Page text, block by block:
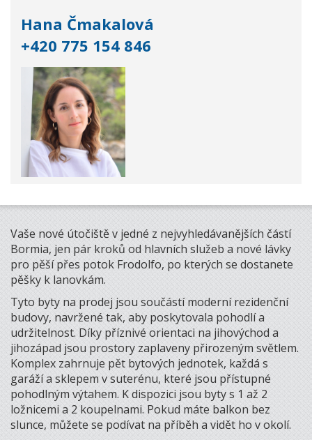
Hana Čmakalová
+420 775 154 846
Vaše nové útočiště v jedné z nejvyhledávanějších částí
Bormia, jen pár kroků od hlavních služeb a nové lávky
pro pěší přes potok Frodolfo, po kterých se dostanete
pěšky k lanovkám.
Tyto byty na prodej jsou součástí moderní rezidenční
budovy, navržené tak, aby poskytovala pohodlí a
udržitelnost. Díky příznivé orientaci na jihovýchod a
jihozápad jsou prostory zaplaveny přirozeným světlem.
Komplex zahrnuje pět bytových jednotek, každá s
garáží a sklepem v suterénu, které jsou přístupné
pohodlným výtahem. K dispozici jsou byty s 1 až 2
ložnicemi a 2 koupelnami. Pokud máte balkon bez
slunce, můžete se podívat na příběh a vidět ho v okolí.